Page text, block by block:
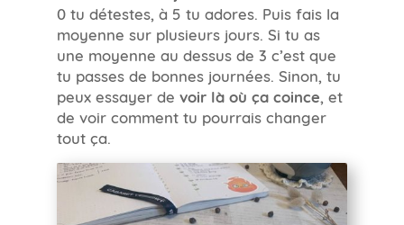
0 tu détestes, à 5 tu adores. Puis fais la
moyenne sur plusieurs jours. Si tu as
une moyenne au dessus de 3 c’est que
tu passes de bonnes journées. Sinon, tu
peux essayer de voir là où ça coince, et
de voir comment tu pourrais changer
tout ça.